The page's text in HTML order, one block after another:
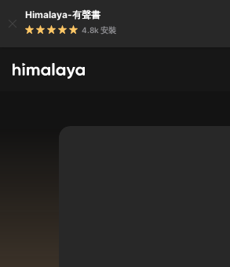
Himalaya-有聲書
4.8k 安裝